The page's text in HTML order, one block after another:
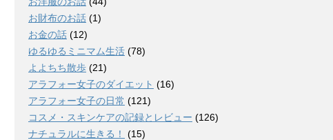
お財布のお話 (1)
お金の話 (12)
ゆるゆるミニマム生活 (78)
よよちち散歩 (21)
アラフォー女子のダイエット (16)
アラフォー女子の日常 (121)
コスメ・スキンケアの記録とレビュー (126)
ナチュラルに生きる！
(15)